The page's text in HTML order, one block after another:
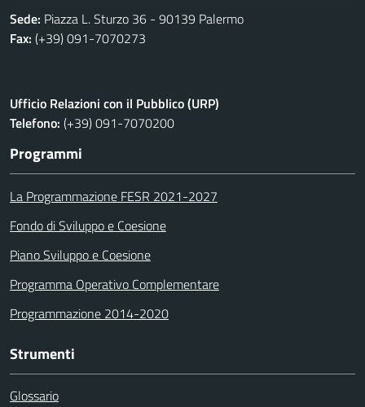
Sede: Piazza L. Sturzo 36 - 90139 Palermo
Fax: (+39) 091-7070273
Ufficio Relazioni con il Pubblico (URP)
Telefono: (+39) 091-7070200
Programmi
La Programmazione FESR 2021-2027
Fondo di Sviluppo e Coesione
Piano Sviluppo e Coesione
Programma Operativo Complementare
Programmazione 2014-2020
Strumenti
Glossario